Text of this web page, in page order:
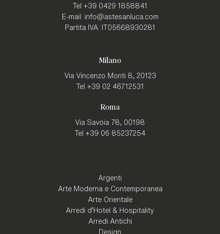
Tel +39 0429 1858841
E-mail: info@astesanluca.com
Partita IVA: IT05668930281
Milano
Via Vincenzo Monti 8, 20123
Tel +39 02 46712531
Roma
Via Savoia 78, 00198
Tel +39 06 85237254
Argenti
Arte Moderna e Contemporanea
Arte Orientale
Arredi d'Hotel & Hospitality
Arredi Antichi
Design